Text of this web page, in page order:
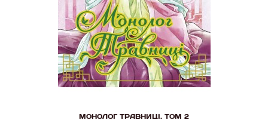
МОНОЛОГ ТРАВНИЦІ. ТОМ 2